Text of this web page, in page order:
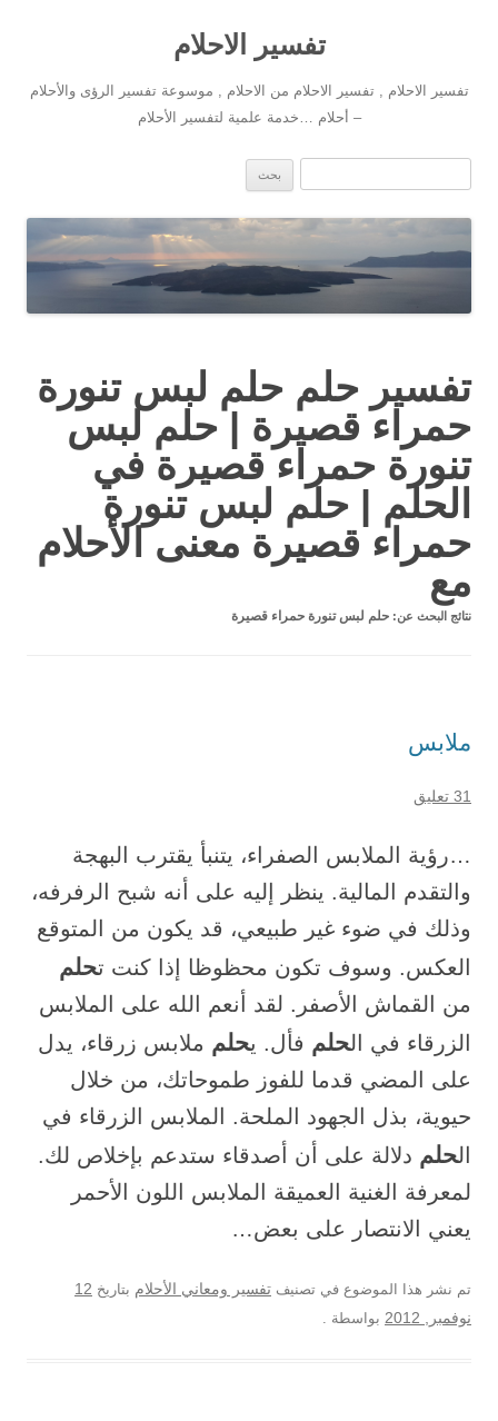
تفسير الاحلام
تفسير الاحلام , تفسير الاحلام من الاحلام , موسوعة تفسير الرؤى والأحلام
– أحلام …خدمة علمية لتفسير الأحلام
انتقل إلى المحتوى
تفسير حلم حلم لبس تنورة
حمراء قصيرة | حلم لبس
تنورة حمراء قصيرة في
الحلم | حلم لبس تنورة
حمراء قصيرة معنى الأحلام
مع
نتائج البحث عن: حلم لبس تنورة حمراء قصيرة
ملابس
31 تعليق
…رؤية الملابس الصفراء، يتنبأ يقترب البهجة
والتقدم المالية. ينظر إليه على أنه شبح الرفرفه،
وذلك في ضوء غير طبيعي، قد يكون من المتوقع
العكس. وسوف تكون محظوظا إذا كنت تحلم
من القماش الأصفر. لقد أنعم الله على الملابس
الزرقاء في الحلم فأل. يحلم ملابس زرقاء، يدل
على المضي قدما للفوز طموحاتك، من خلال
حيوية، بذل الجهود الملحة. الملابس الزرقاء في
الحلم دلالة على أن أصدقاء ستدعم بإخلاص لك.
لمعرفة الغنية العميقة الملابس اللون الأحمر
يعني الانتصار على بعض…
تم نشر هذا الموضوع في تصنيف تفسير ومعاني الأحلام بتاريخ 12
نوفمبر, 2012
بواسطة .